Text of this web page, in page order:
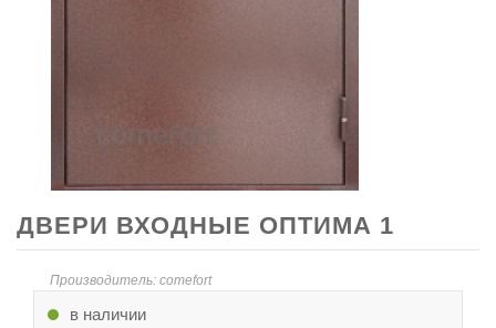
ДВЕРИ ВХОДНЫЕ ОПТИМА 1
Производитель: comefort
в наличии